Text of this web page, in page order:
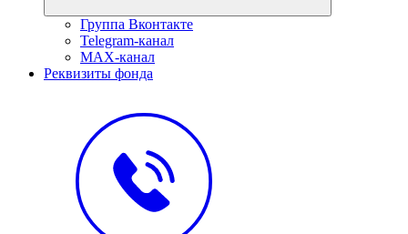
Группа Вконтакте
Telegram-канал
MAX-канал
Реквизиты фонда